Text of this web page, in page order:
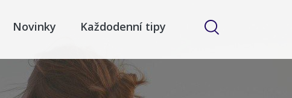
Novinky Každodenní tipy